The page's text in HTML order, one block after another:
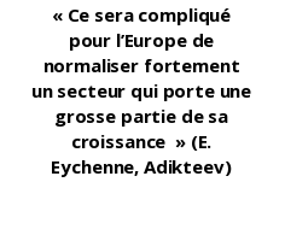
« Ce sera compliqué
pour l’Europe de
normaliser fortement
un secteur qui porte une
grosse partie de sa
croissance » (E.
Eychenne, Adikteev)